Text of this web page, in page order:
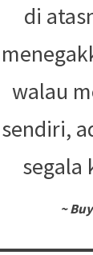
di
walau
sendiri,
segala
~